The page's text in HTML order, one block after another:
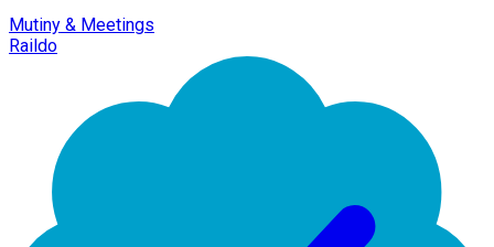
Mutiny & Meetings
Raildo